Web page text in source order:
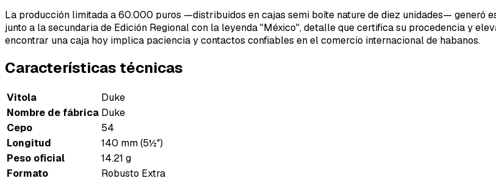
La producción limitada a 60.000 puros —distribuidos en cajas semi boîte nature de diez unidades— generó
junto a la secundaria de Edición Regional con la leyenda "México", detalle que certifica su procedencia y
encontrar una caja hoy implica paciencia y contactos confiables en el comercio internacional de habanos.
Características técnicas
Vitola
Duke
Nombre de fábrica Duke
Cepo
54
Longitud
140 mm (5½″)
Peso oficial
14.21 g
Formato
Robusto Extra